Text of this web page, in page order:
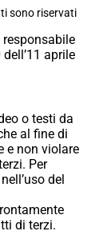
sono riservati
aprile
o testi da
al fine di
e non violare
Per
del
di terzi.